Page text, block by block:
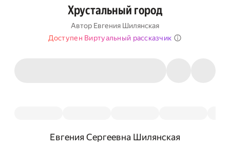
Хрустальный город
Автор Евгения Шилянская
Доступен Виртуальный рассказчик
Евгения Сергеевна Шилянская